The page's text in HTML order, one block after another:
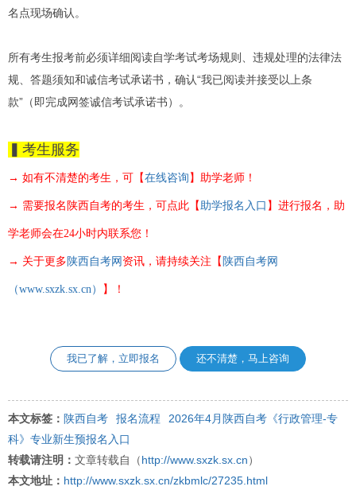
名点现场确认。
所有考生报考前必须详细阅读自学考试考场规则、违规处理的法律法
规、答题须知和诚信考试承诺书，确认“我已阅读并接受以上条
款”（即完成网签诚信考试承诺书）。
▍考生服务
→ 如有不清楚的考生，可【在线咨询 】助学老师！
→ 需要报名陕西自考的考生，可点此【 助学报名入口 】进行报名，助
学老师会在24小时内联系您！
→ 关于更多 陕西自考网 资讯，请持续关注【 陕西自考网
（www.sxzk.sx.cn） 】！
我已了解，立即报名 还不清楚，马上咨询
本文标签： 陕西自考 报名流程
2026年4月陕西自考《行政管理-专
科》专业新生预报名入口
转载请注明： 文章转载自（ http://www.sxzk.sx.cn ）
本文地址： http://www.sxzk.sx.cn/zkbmlc/27235.html